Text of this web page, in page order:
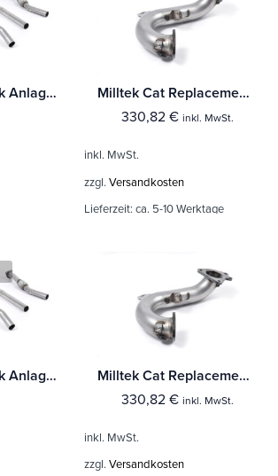
Milltek Cat-Back Anlage Renault Mégane Renaultsport 230 Renault F1 Team R26 / R26R
Milltek Cat Replacement Pipe Renault Mégane Renaultsport 230 Renault F1 Team R26 / R26R
330,82 € inkl. MwSt.
inkl. MwSt.
zzgl. Versandkosten
Lieferzeit: ca. 5-10 Werktage
Milltek Cat-Back Anlage Renault Mégane Renaultsport 225 2.0T
Milltek Cat Replacement Pipe Renault Mégane Renaultsport 225 2.0T
330,82 € inkl. MwSt.
inkl. MwSt.
zzgl. Versandkosten